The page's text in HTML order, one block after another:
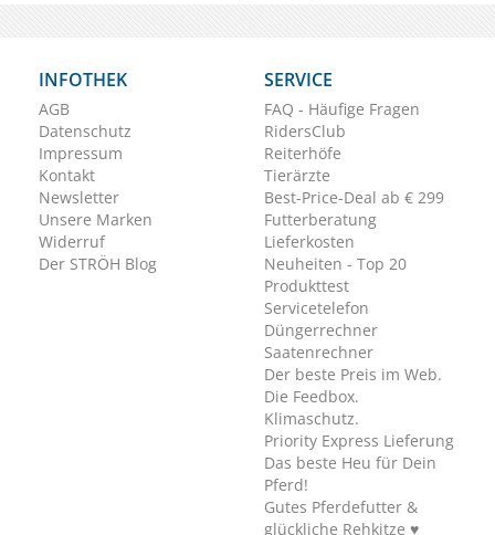
INFOTHEK
AGB
Datenschutz
Impressum
Kontakt
Newsletter
Unsere Marken
Widerruf
Der STRÖH Blog
SERVICE
FAQ - Häufige Fragen
RidersClub
Reiterhöfe
Tierärzte
Best-Price-Deal ab € 299
Futterberatung
Lieferkosten
Neuheiten - Top 20
Produkttest
Servicetelefon
Düngerrechner
Saatenrechner
Der beste Preis im Web.
Die Feedbox.
Klimaschutz.
Priority Express Lieferung
Das beste Heu für Dein
Pferd!
Gutes Pferdefutter &
glückliche Rehkitze ♥